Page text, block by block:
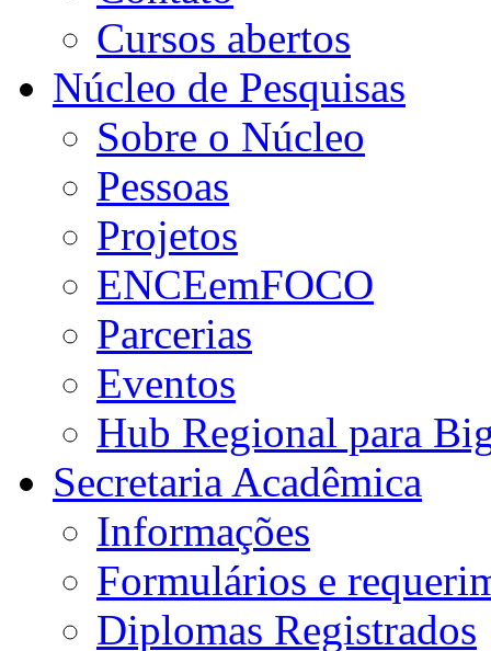
Cursos abertos
Núcleo de Pesquisas
Sobre o Núcleo
Pessoas
Projetos
ENCEemFOCO
Parcerias
Eventos
Hub Regional para
Secretaria Acadêmica
Informações
Formulários e
Diplomas Registrados